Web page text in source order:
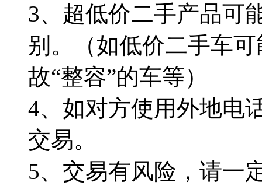
3、超低价二手产品可
别。（如低价二手车
故“整容”的车等）
4、如对方使用外地电
交易。
5、交易有风险，请一